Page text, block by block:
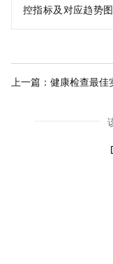
控指标及对应趋势
上一篇： 健康检查最佳